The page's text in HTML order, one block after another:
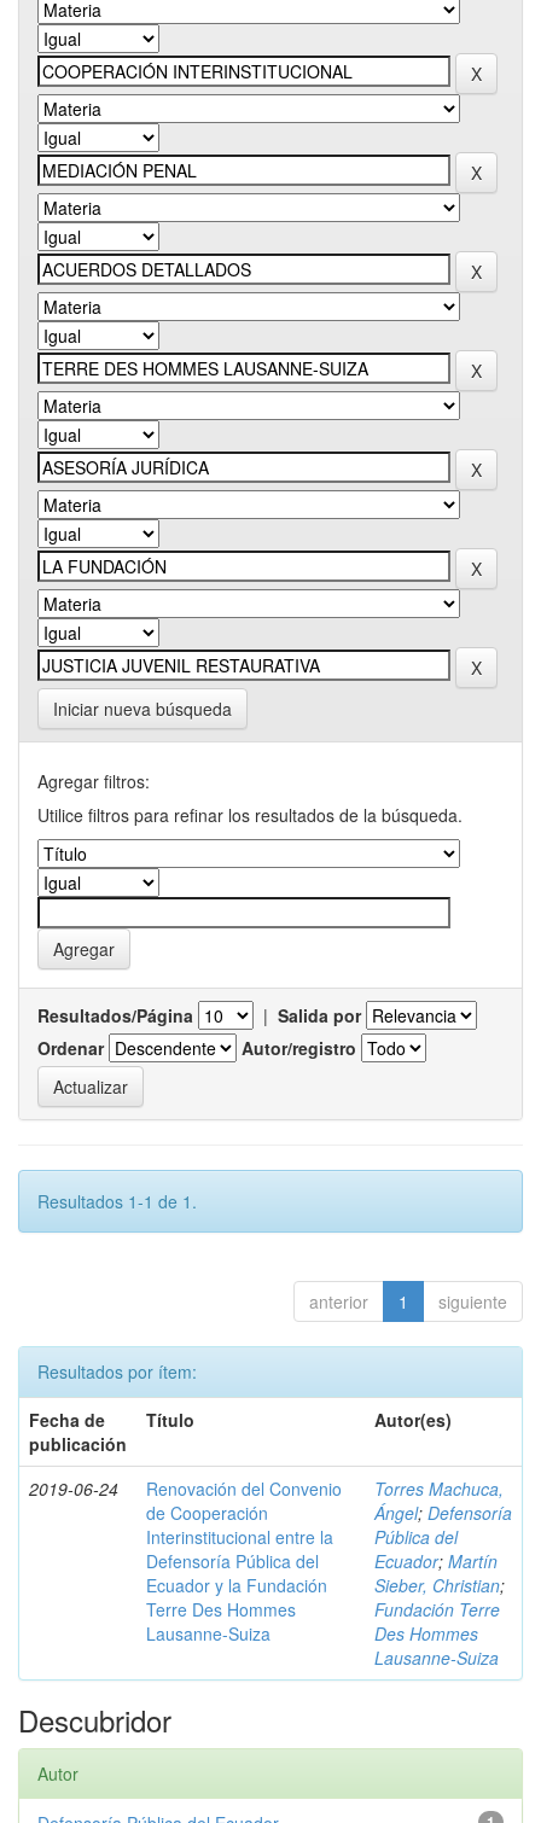
Iniciar nueva búsqueda
Agregar filtros:
Utilice filtros para refinar los resultados de la búsqueda.
Resultados/Página | Salida por
Ordenar
Autor/registro
Resultados 1-1 de 1.
anterior 1 siguiente
Resultados por ítem:
Fecha de
publicación
Título Autor(es)
2019-06-24
Renovación del Convenio
de Cooperación
Interinstitucional entre la
Defensoría Pública del
Ecuador y la Fundación
Terre Des Hommes
Lausanne-Suiza
Torres Machuca,
Ángel; Defensoría
Pública del
Ecuador; Martín
Sieber, Christian;
Fundación Terre
Des Hommes
Lausanne-Suiza
Descubridor
Autor